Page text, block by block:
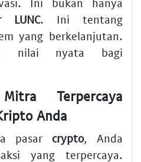
LUNC. Ini tentang
yang berkelanjutan.
nilai nyata bagi
Mitra Terpercaya
Anda
pasar crypto, Anda
yang terpercaya.